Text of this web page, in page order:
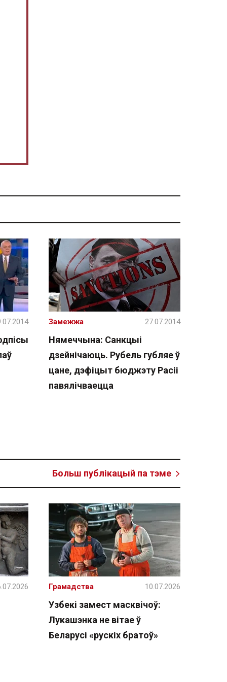
Нямеччына: Санкцыі
дзейнічаюць. Рубель губляе ў
цане, дэфіцыт бюджэту Расіі
павялічваецца
Замежжа 27.07.2014
Больш публікацый па тэме
Узбекі замест масквічоў:
Лукашэнка не вітае ў
Беларусі «рускіх братоў»
Грамадства 10.07.2026